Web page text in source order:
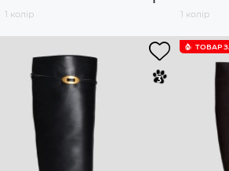
1 колір
1 колір
ТОВАР